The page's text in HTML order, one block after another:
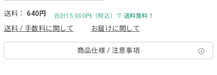
送料： 640円 合計15,000円（税込）で 送料無料！
送料 / 手数料に関して お届けに関して
商品仕様 / 注意事項